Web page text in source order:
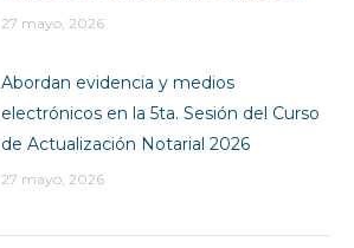
27 mayo, 2026
Abordan evidencia y medios
electrónicos en la 5ta. Sesión del Curso
de Actualización Notarial 2026
27 mayo, 2026